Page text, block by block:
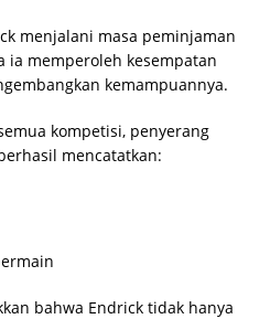
menjalani masa peminjaman
ia memperoleh kesempatan
kemampuannya.
kompetisi, penyerang
mencatatkan:
bahwa Endrick tidak hanya